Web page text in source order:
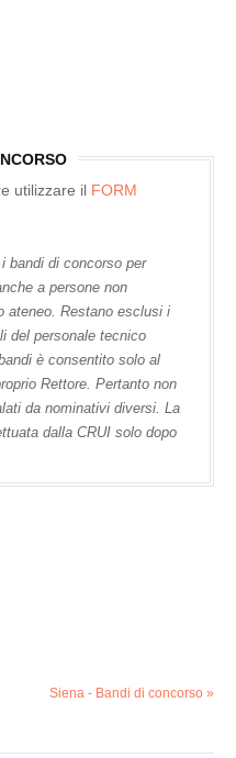
utilizzare il FORM
bandi di concorso per
a persone non
ateneo. Restano esclusi i
del personale tecnico
è consentito solo al
Rettore. Pertanto non
da nominativi diversi. La
dalla CRUI solo dopo
Siena - Bandi di concorso »